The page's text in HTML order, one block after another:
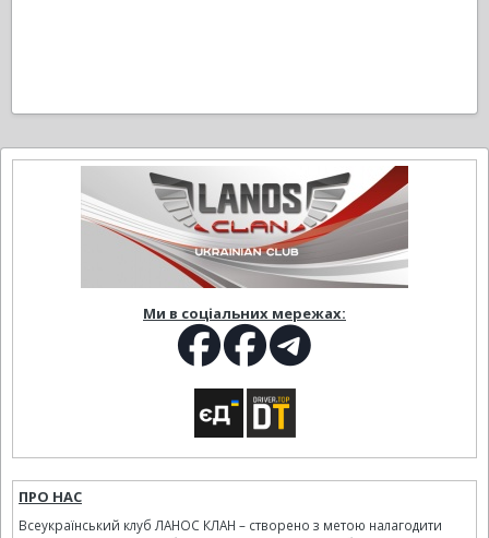
Ми в соціальних мережах:
ПРО НАС
Всеукраїнський клуб ЛАНОС КЛАН – створено з метою налагодити